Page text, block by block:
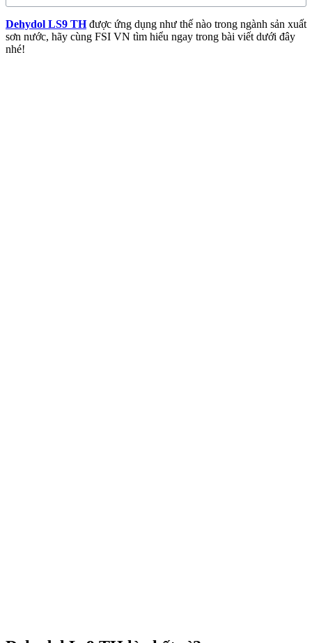
Dehydol LS9 THđược ứng dụng như thế nào trong ngành sản xuất
sơn nước, hãy cùng FSI VN tìm hiểu ngay trong bài viết dưới đây
nhé!